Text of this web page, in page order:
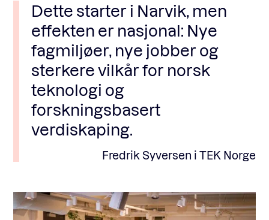
Dette starter i Narvik, men
effekten er nasjonal: Nye
fagmiljøer, nye jobber og
sterkere vilkår for norsk
teknologi og
forskningsbasert
verdiskaping.
Fredrik Syversen i TEK Norge